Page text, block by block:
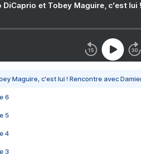
DiCaprio et Tobey Maguire, c'est
Maguire, c'est lui ! Rencontre avec
6
5
4
3